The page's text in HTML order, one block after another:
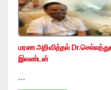
மரண அறிவித்தல்
இலண்டன்
…